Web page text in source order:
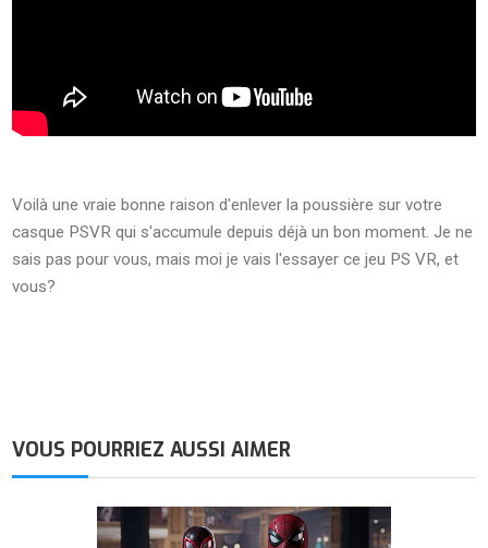
Voilà une vraie bonne raison d'enlever la poussière sur votre
casque PSVR qui s'accumule depuis déjà un bon moment. Je ne
sais pas pour vous, mais moi je vais l'essayer ce jeu PS VR, et
vous?
VOUS POURRIEZ AUSSI AIMER